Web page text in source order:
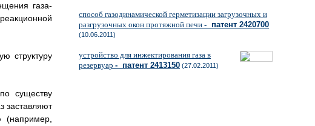
газа-
структуру
существу
заставляют
(например,
способ газодинамической герметизации загрузочных и
разгрузочных окон протяжной печи - патент 2420700
(10.06.2011)
устройство для инжектирования газа в
резервуар - патент 2413150 (27.02.2011)